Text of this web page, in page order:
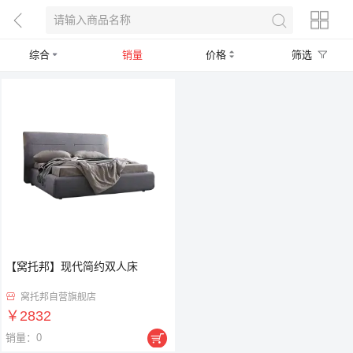
综合 销量 价格 筛选
【窝托邦】现代简约双人床
 窝托邦自营旗舰店
￥2832
销量：0 